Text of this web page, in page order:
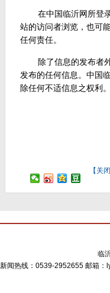
在中国临沂网所登
站的访问者浏览，也可
任何责任。
除了信息的发布者
发布的任何信息。中国
除任何不适信息之权利。
【 关闭